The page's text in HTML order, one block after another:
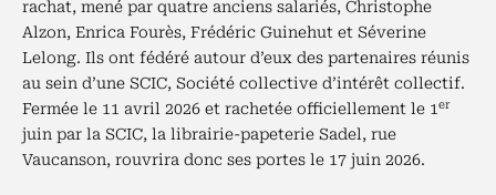
rachat, mené par quatre anciens salariés, Christophe
Alzon, Enrica Fourès, Frédéric Guinehut et Séverine
Lelong. Ils ont fédéré autour d’eux des partenaires réunis
au sein d’une SCIC, Société collective d’intérêt collectif.
Fermée le 11 avril 2026 et rachetée officiellement le 1 er
juin par la SCIC, la librairie-papeterie Sadel, rue
Vaucanson, rouvrira donc ses portes le 17 juin 2026.